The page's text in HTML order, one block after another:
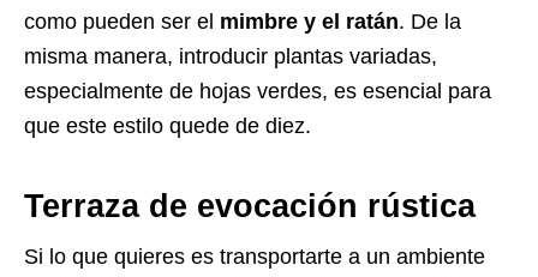
como pueden ser el mimbre y el ratán. De la
misma manera, introducir plantas variadas,
especialmente de hojas verdes, es esencial para
que este estilo quede de diez.
Terraza de evocación rústica
Si lo que quieres es transportarte a un ambiente